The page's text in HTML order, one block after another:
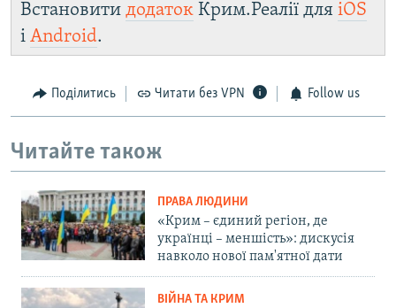
Встановити додаток Крим.Реалії для iOS
і Android.
Поділитись Читати без VPN Follow us
Читайте також
ПРАВА ЛЮДИНИ
«Крим – єдиний регіон, де
українці – меншість»: дискусія
навколо нової пам'ятної дати
ВІЙНА ТА КРИМ